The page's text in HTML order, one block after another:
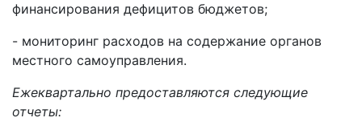
финансирования дефицитов бюджетов;
- мониторинг расходов на содержание органов
местного самоуправления.
Ежеквартально предоставляются следующие
отчеты: